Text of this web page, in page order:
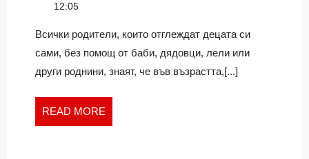
12:05
Всички родители, които отглеждат децата си
сами, без помощ от баби, дядовци, лели или
други роднини, знаят, че във възрастта,[...]
READ MORE
MORE